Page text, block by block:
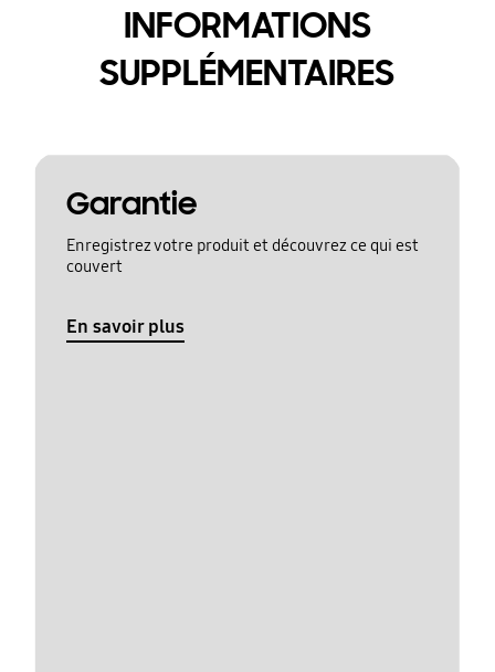
INFORMATIONS
SUPPLÉMENTAIRES
Garantie
Enregistrez votre produit et découvrez ce qui est
couvert
En savoir plus